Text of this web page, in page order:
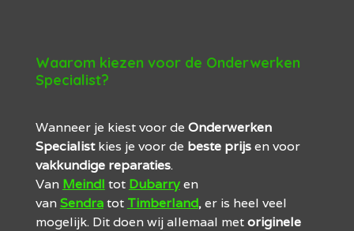
Waarom kiezen voor de Onderwerken
Specialist?
Wanneer je kiest voor de Onderwerken
Specialistkies je voor de beste prijsen voor
vakkundige reparaties.
Van Meindl tot Dubarryen
van Sendratot Timberland, er is heel veel
mogelijk. Dit doen wij allemaal metoriginele